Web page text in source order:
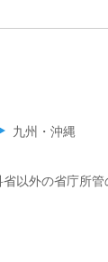
九州・沖縄
省以外の省庁所管